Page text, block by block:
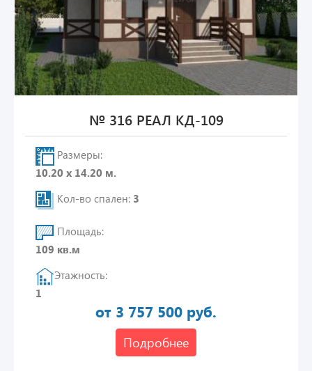
№ 316 РЕАЛ КД-109
Размеры:
10.20 х 14.20 м.
Кол-во спален: 3
Площадь:
109 кв.м
Этажность:
1
от 3 757 500 руб.
Подробнее